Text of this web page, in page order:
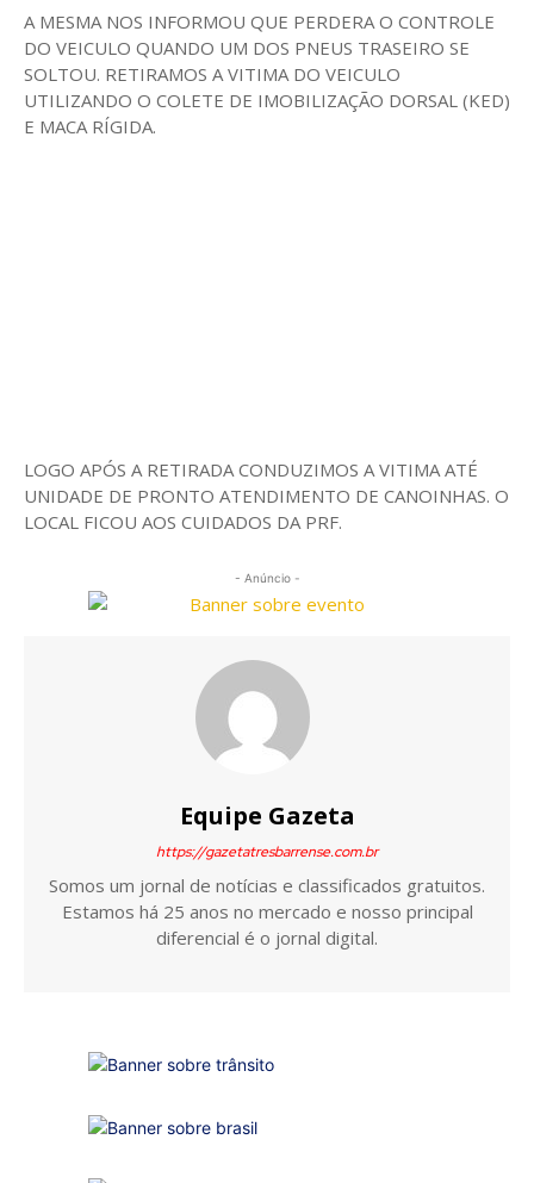
A MESMA NOS INFORMOU QUE PERDERA O CONTROLE
DO VEICULO QUANDO UM DOS PNEUS TRASEIRO SE
SOLTOU. RETIRAMOS A VITIMA DO VEICULO
UTILIZANDO O COLETE DE IMOBILIZAÇÃO DORSAL (KED)
E MACA RÍGIDA.
LOGO APÓS A RETIRADA CONDUZIMOS A VITIMA ATÉ
UNIDADE DE PRONTO ATENDIMENTO DE CANOINHAS. O
LOCAL FICOU AOS CUIDADOS DA PRF.
- Anúncio -
Equipe Gazeta
https://gazetatresbarrense.com.br
Somos um jornal de notícias e classificados gratuitos.
Estamos há 25 anos no mercado e nosso principal
diferencial é o jornal digital.